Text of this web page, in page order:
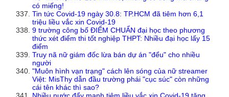
có miếng!
Tin tức Covid-19 ngày 30.8: TP.HCM đã tiêm hơn 6,1
triệu liều vắc xin Covid-19
9 trường công bố ĐIỂM CHUẨN đại học theo phương
thức xét điểm thi tốt nghiệp THPT: Nhiều đại học lấy 15
điểm
Truy nã nữ giám đốc lừa bán dự án "đểu" cho nhiều
người
"Muôn hình vạn trạng" cách lên sóng của nữ streamer
Việt: MisThy dẫn đầu trường phái "cục súc" còn những
cái tên khác thì sao?